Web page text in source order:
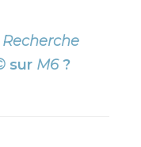
Recherche
sur M6?